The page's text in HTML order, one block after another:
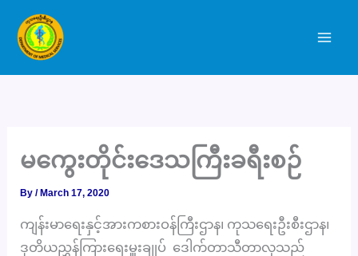
content
မကွေးတိုင်းဒေသကြီးခရီးစဉ်
By/ March 17, 2020
ကျန်းမာရေးနှင့်အားကစားဝန်ကြီးဌာန၊ ကုသရေးဦးစီးဌာန၊
ဒုတိယညွှန်ကြားရေးမှူးချုပ် ဒေါက်တာသီတာလှသည်